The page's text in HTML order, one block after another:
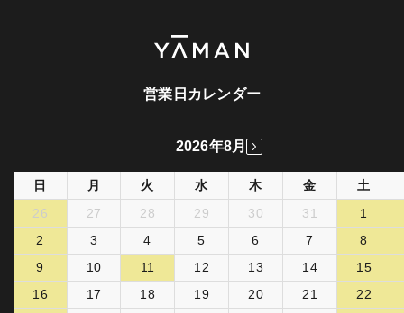
営業日カレンダー
2026年8月
日 月 火 水 木 金
土
26
27 28 29 30 31
1
2
3 4 5 6 7
8
9
10 11 12 13 14
15
16
17 18 19 20 21
22